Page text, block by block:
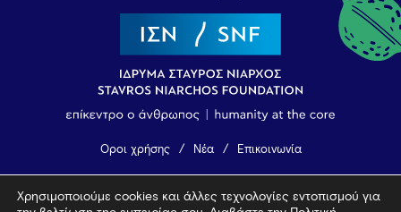
Όροι χρήσης Νέα Επικοινωνία
© 2026 Vamvakou Revival
Χρησιμοποιούμε cookies και άλλες τεχνολογίες εντοπισμού για